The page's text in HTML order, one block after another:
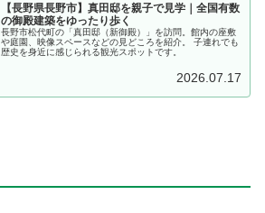
【長野県長野市】真田邸を親子で見学｜全国有数
の御殿建築をゆったり歩く
長野市松代町の「真田邸（新御殿）」を訪問。館内の座敷
や庭園、映像スペースなどの見どころを紹介。 子連れでも
歴史を身近に感じられる観光スポットです。
2026.07.17